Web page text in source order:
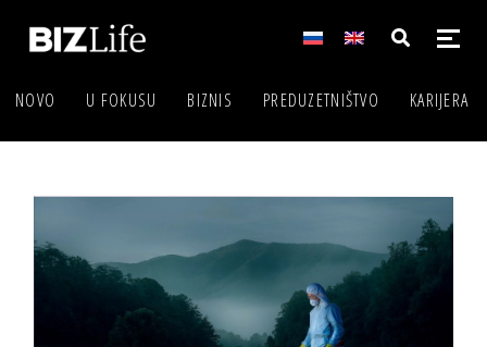
NOVO U FOKUSU BIZNIS PREDUZETNIŠTVO KARIJERA